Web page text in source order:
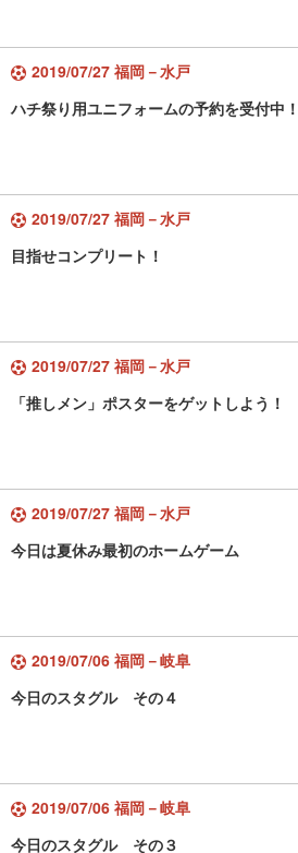
2019/07/27 福岡－水戸
ハチ祭り用ユニフォームの予約を受付中！
2019/07/27 福岡－水戸
目指せコンプリート！
2019/07/27 福岡－水戸
「推しメン」ポスターをゲットしよう！
2019/07/27 福岡－水戸
今日は夏休み最初のホームゲーム
2019/07/06 福岡－岐阜
今日のスタグル その４
2019/07/06 福岡－岐阜
今日のスタグル その３